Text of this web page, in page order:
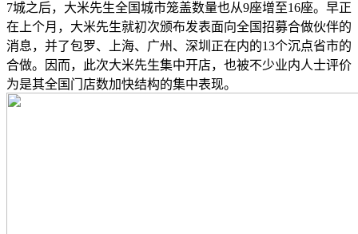
7城之后，大米先生全国城市笼盖数量也从9座增至16座。早正
在上个月，大米先生就初次颁布发表面向全国招募合做伙伴的
消息，并了包罗、上海、广州、深圳正在内的13个沉点省市的
合做。因而，此次大米先生集中开店，也被不少业内人士评价
为是其全国门店数加快结构的集中表现。